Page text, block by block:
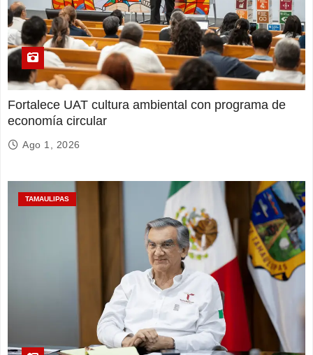
Fortalece UAT cultura ambiental con programa de
economía circular
Ago 1, 2026
TAMAULIPAS